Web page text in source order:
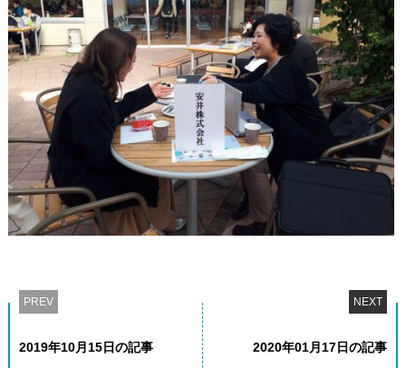
PREV
2019年10月15日の記事
NEXT
2020年01月17日の記事